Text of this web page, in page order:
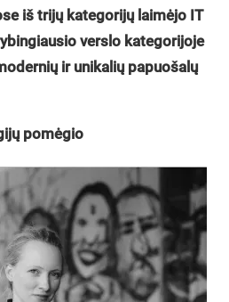
iš trijų kategorijų laimėjo IT
verslo kategorijoje
ir unikalių papuošalų
pomėgio